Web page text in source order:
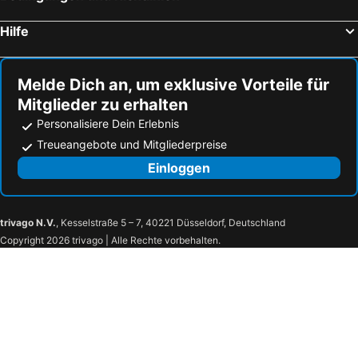
BLUESEA Arenal Tower
Hostal Mar del Plata
Hilfe
Melde Dich an, um exklusive Vorteile für
Mitglieder zu erhalten
Personalisiere Dein Erlebnis
Treueangebote und Mitgliederpreise
Einloggen
trivago N.V., Kesselstraße 5 – 7, 40221 Düsseldorf, Deutschland
Copyright 2026 trivago | Alle Rechte vorbehalten.